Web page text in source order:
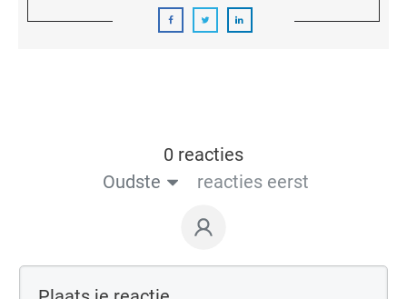
0 reacties
Oudste
reacties eerst